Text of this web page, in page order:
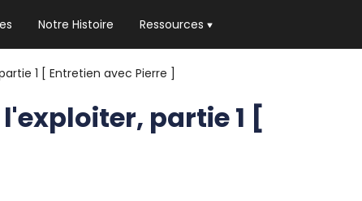
Notre Histoire Ressources
HEBDO
dont vous avez besoin
STRADOJI
pour débuter dans les
1 [ Entretien avec Pierre ]
partie 1 [